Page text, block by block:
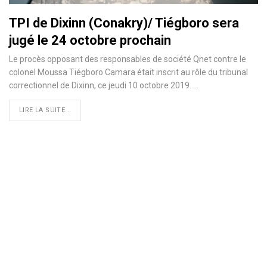
TPI de Dixinn (Conakry)/ Tiégboro sera
jugé le 24 octobre prochain
Le procès opposant des responsables de société Qnet contre le
colonel Moussa Tiégboro Camara était inscrit au rôle du tribunal
correctionnel de Dixinn, ce jeudi 10 octobre 2019.
LIRE LA SUITE...